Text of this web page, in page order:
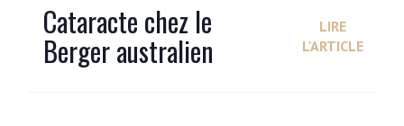
Cataracte chez le
Berger australien
LIRE
L'ARTICLE